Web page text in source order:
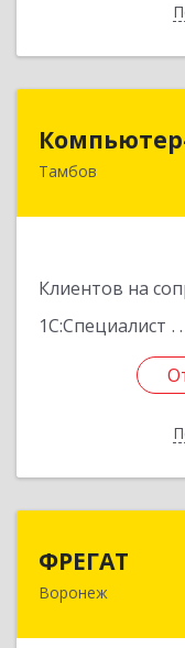
Тамбов
Клиентов на
1С:Специалист
392000,
ФРЕГАТ
Воронеж